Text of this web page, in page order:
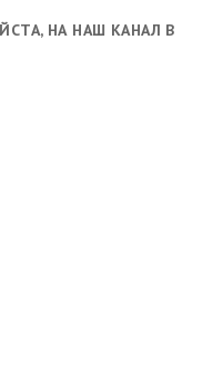
НА НАШ КАНАЛ В